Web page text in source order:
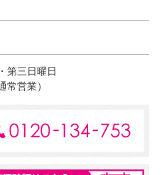
第三日曜日
常営業）